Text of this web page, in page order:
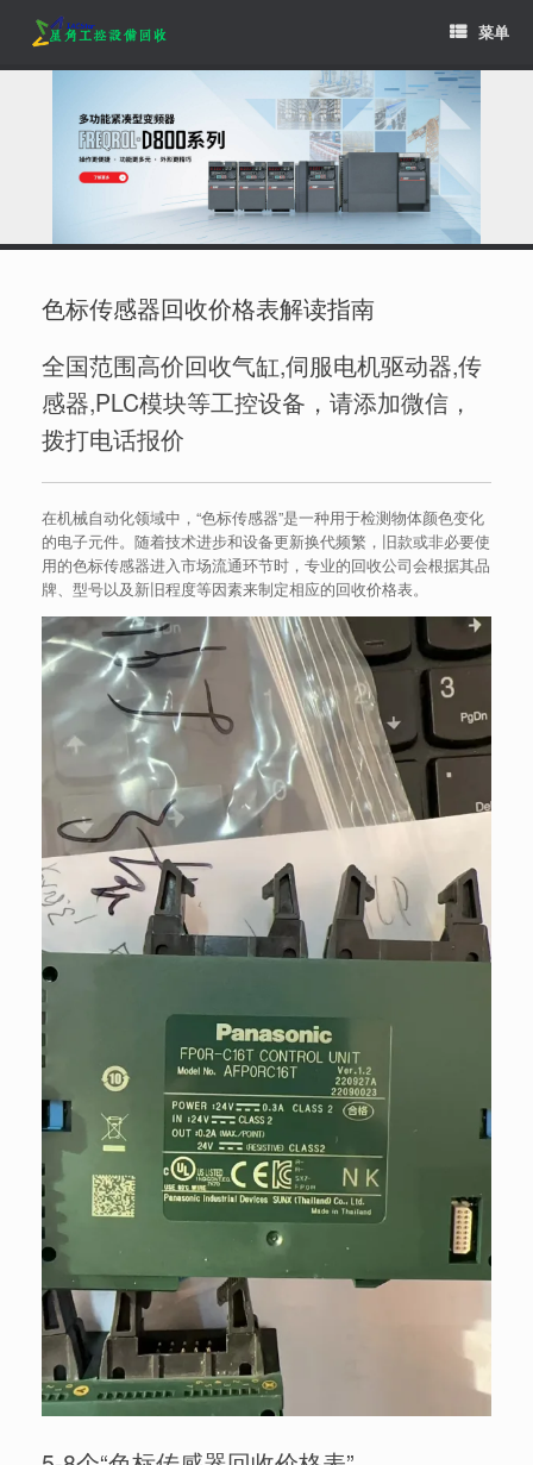
content
菜单
色标传感器回收价格表解读指南
全国范围高价回收气缸,伺服电机驱动器,传
感器,PLC模块等工控设备，请添加微信，
拨打电话报价
在机械自动化领域中，“色标传感器”是一种用于检测物体颜色变化
的电子元件。随着技术进步和设备更新换代频繁，旧款或非必要使
用的色标传感器进入市场流通环节时，专业的回收公司会根据其品
牌、型号以及新旧程度等因素来制定相应的回收价格表。